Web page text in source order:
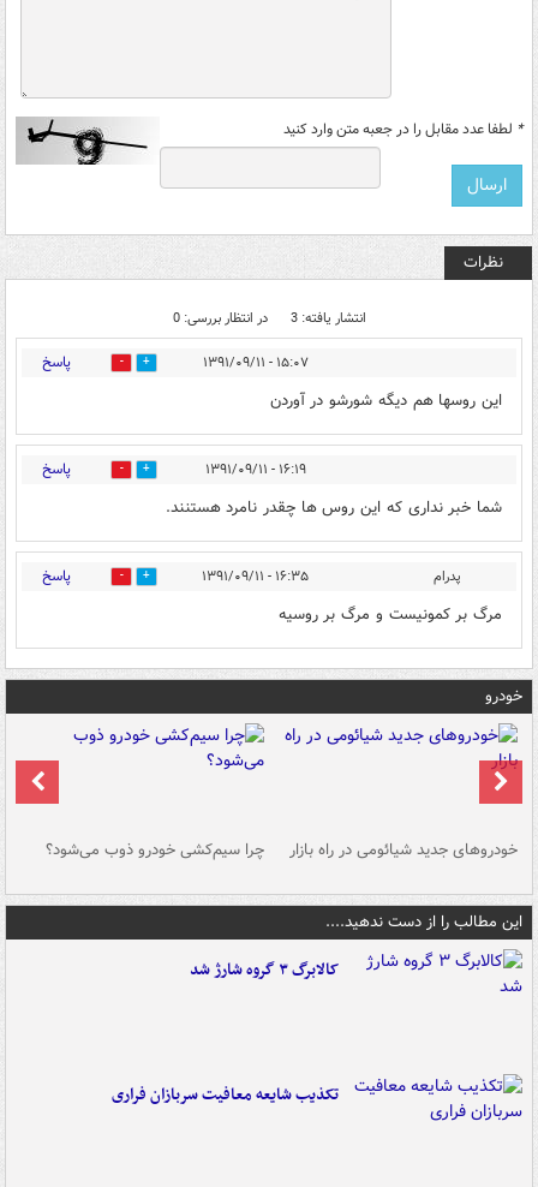
* لطفا عدد مقابل را در جعبه متن وارد کنید
نظرات
انتشار یافته: 3 در انتظار بررسی: 0
۱۵:۰۷ - ۱۳۹۱/۰۹/۱۱ 0 پاسخ
این روسها هم دیگه شورشو در آوردن
۱۶:۱۹ - ۱۳۹۱/۰۹/۱۱ 0 پاسخ
شما خبر نداری که این روس ها چقدر نامرد هستنند.
پدرام ۱۶:۳۵ - ۱۳۹۱/۰۹/۱۱ 0 پاسخ
مرگ بر كمونيست و مرگ بر روسيه
خودرو
خودروهای جدید شیائومی در راه بازار چرا سیم‌کشی خودرو ذوب می‌شود؟
این مطالب را از دست ندهید....
کالابرگ ۳ گروه شارژ شد
تکذیب شایعه معافیت سربازان فراری